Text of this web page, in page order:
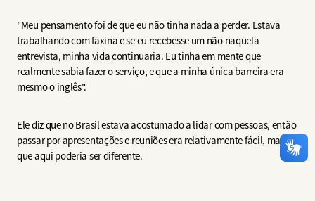
"Meu pensamento foi de que eu não tinha nada a perder. Estava
trabalhando com faxina e se eu recebesse um não naquela
entrevista, minha vida continuaria. Eu tinha em mente que
realmente sabia fazer o serviço, e que a minha única barreira era
mesmo o inglês".
Ele diz que no Brasil estava acostumado a lidar com pessoas, então
passar por apresentações e reuniões era relativamente fácil, mas
que aqui poderia ser diferente.